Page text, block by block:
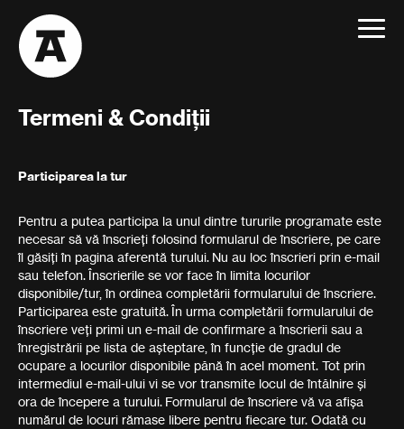
Termeni & Condiții
Participarea la tur
Pentru a putea participa la unul dintre tururile programate este
necesar să vă înscrieți folosind formularul de înscriere, pe care
îl găsiți în pagina aferentă turului. Nu au loc înscrieri prin e-mail
sau telefon. Înscrierile se vor face în limita locurilor
disponibile/tur, în ordinea completării formularului de înscriere.
Participarea este gratuită. În urma completării formularului de
înscriere veți primi un e-mail de confirmare a înscrierii sau a
înregistrării pe lista de așteptare, în funcție de gradul de
ocupare a locurilor disponibile până în acel moment. Tot prin
intermediul e-mail-ului vi se vor transmite locul de întâlnire și
ora de începere a turului. Formularul de înscriere vă va afișa
numărul de locuri rămase libere pentru fiecare tur. Odată cu